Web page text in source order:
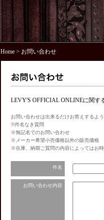
Home> お問い合わせ
LEVY'S OFFICIAL ONLINEに関す
お問い合わせは出来るだけお答えするよ
※件名なき質問
※無記名でのお問い合わせ
※メーカー希望小売価格以外の販売価格
※在庫、納期ご質問の内容によってはお
件名
お問い合わせ内容